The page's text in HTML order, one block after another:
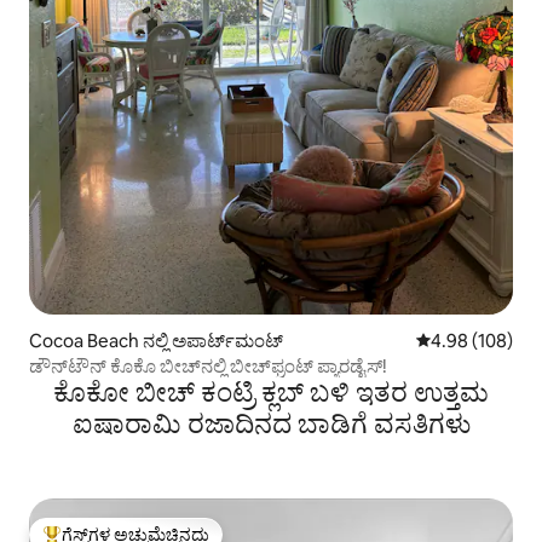
Cocoa Beach ನಲ್ಲಿ ಅಪಾರ್ಟ್‌ಮಂಟ್ 5 ರಲ್ಲಿ 4.98
4.98 (108)
ಡೌನ್‌ಟೌನ್ ಕೊಕೊ ಬೀಚ್‌ನಲ್ಲಿ ಬೀಚ್‌ಫ್ರಂಟ್ ಪ್ಯಾರಡೈಸ್!
ಕೊಕೋ ಬೀಚ್ ಕಂಟ್ರಿ ಕ್ಲಬ್ ಬಳಿ ಇತರ ಉತ್ತಮ
ಐಷಾರಾಮಿ ರಜಾದಿನದ ಬಾಡಿಗೆ ವಸತಿಗಳು
ಗೆಸ್ಟ್‌ಗಳ ಅಚ್ಚುಮೆಚ್ಚಿನದು